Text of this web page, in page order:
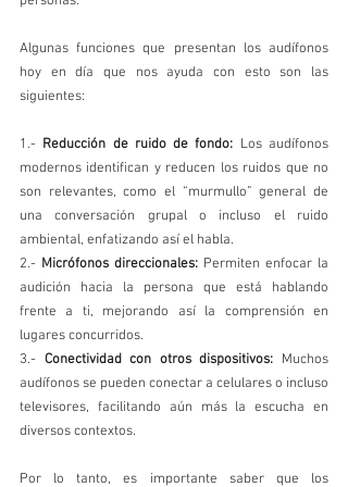
Algunas funciones que presentan los audífonos
hoy en día que nos ayuda con esto son las
siguientes:
1.- Reducción de ruido de fondo: Los audífonos
modernos identifican y reducen los ruidos que no
son relevantes, como el “murmullo” general de
una conversación grupal o incluso el ruido
ambiental, enfatizando así el habla.
2.- Micrófonos direccionales: Permiten enfocar la
audición hacia la persona que está hablando
frente a ti, mejorando así la comprensión en
lugares concurridos.
3.- Conectividad con otros dispositivos: Muchos
audífonos se pueden conectar a celulares o incluso
televisores, facilitando aún más la escucha en
diversos contextos.
Por lo tanto, es importante saber que los